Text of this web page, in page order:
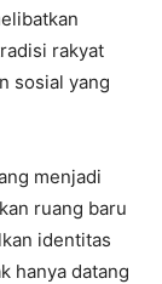
rakyat
sosial yang
menjadi
ruang baru
identitas
hanya datang